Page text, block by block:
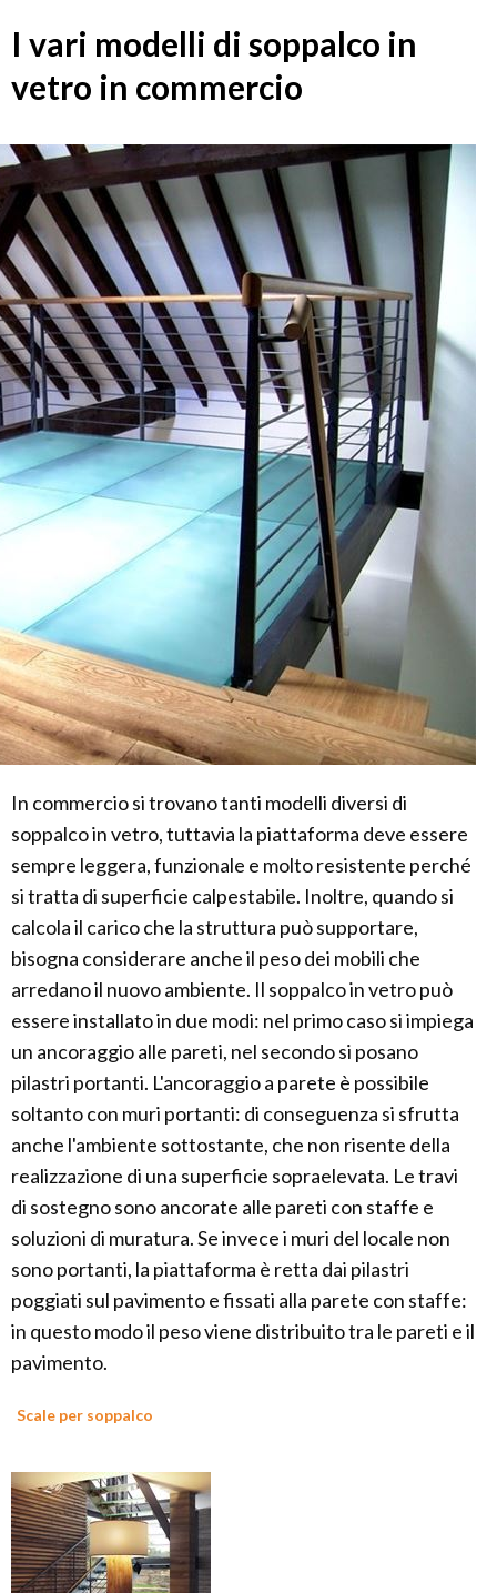
I vari modelli di soppalco in
vetro in commercio
In commercio si trovano tanti modelli diversi di
soppalco in vetro, tuttavia la piattaforma deve essere
sempre leggera, funzionale e molto resistente perché
si tratta di superficie calpestabile. Inoltre, quando si
calcola il carico che la struttura può supportare,
bisogna considerare anche il peso dei mobili che
arredano il nuovo ambiente. Il soppalco in vetro può
essere installato in due modi: nel primo caso si impiega
un ancoraggio alle pareti, nel secondo si posano
pilastri portanti. L'ancoraggio a parete è possibile
soltanto con muri portanti: di conseguenza si sfrutta
anche l'ambiente sottostante, che non risente della
realizzazione di una superficie sopraelevata. Le travi
di sostegno sono ancorate alle pareti con staffe e
soluzioni di muratura. Se invece i muri del locale non
sono portanti, la piattaforma è retta dai pilastri
poggiati sul pavimento e fissati alla parete con staffe:
in questo modo il peso viene distribuito tra le pareti e il
pavimento.
Scale per soppalco